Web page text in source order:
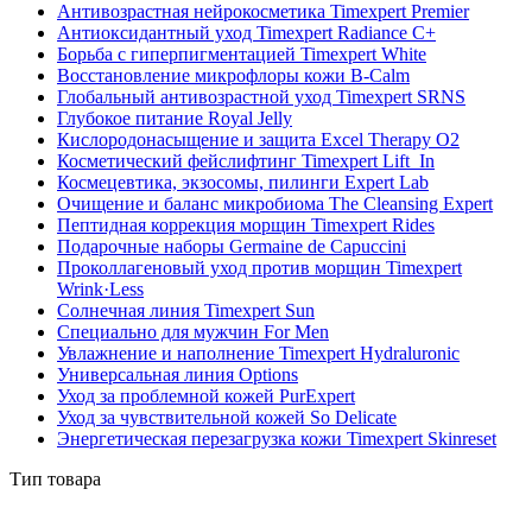
Антивозрастная нейрокосметика Timexpert Premier
Антиоксидантный уход Timexpert Radiance C+
Борьба с гиперпигментацией Timexpert White
Восстановление микрофлоры кожи B-Calm
Глобальный антивозрастной уход Timexpert SRNS
Глубокое питание Royal Jelly
Кислородонасыщение и защита Excel Therapy O2
Косметический фейслифтинг Timexpert Lift_In
Космецевтика, экзосомы, пилинги Expert Lab
Очищение и баланс микробиома The Cleansing Expert
Пептидная коррекция морщин Timexpert Rides
Подарочные наборы Germaine de Capuccini
Проколлагеновый уход против морщин Timexpert
Wrink·Less
Солнечная линия Timexpert Sun
Специально для мужчин For Men
Увлажнение и наполнение Timexpert Hydraluronic
Универсальная линия Options
Уход за проблемной кожей PurExpert
Уход за чувствительной кожей So Delicate
Энергетическая перезагрузка кожи Timexpert Skinreset
Тип товара